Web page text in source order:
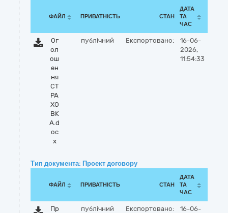
ФАЙЛ ПРИВАТНІСТЬ СТАН
ДАТА
ТА
ЧАС
Ог
ол
ош
ен
ня
СТ
РА
ХО
ВК
А.d
oc
x
публічний Експортовано:
16-06-
2026,
11:54:33
Тип документа: Проект договору
ФАЙЛ ПРИВАТНІСТЬ СТАН
ДАТА
ТА
ЧАС
Пр
публічний Експортовано:
16-06-